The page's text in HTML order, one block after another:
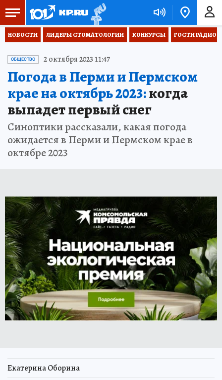
НОВОСТИ ЛИДЕРЫ СТОМАТОЛОГИИ КОНКУРСЫ ГОСТИ РАДИО
ОБЩЕСТВО 2 октября 2023 11:47
Погода в Перми и Пермском
крае на октябрь 2023:когда
выпадет первый снег
Синоптики рассказали, какая погода
ожидается в Перми и Пермском крае в
октябре 2023
Екатерина Оборина